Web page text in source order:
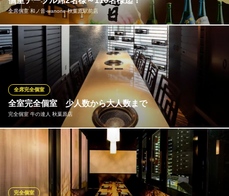
東京都千代田区神田佐久間町1-13 chomp chomp AKIHABARA 3F
全席個室 和ノ音‐wanone‐秋葉原駅前店
店内は和を基調とした落ち着きのある空間。木の温もりを感じて
頂けるよう照明にもこだわっております。靴を脱いでゆっくりと
リラックスしてお食事をされたい方には大変喜んで頂ける個室を
準備させて頂きました。お席のご予約はお早めに。人数様によっ
て完全個室、半個室をご用意しております。
全席個室 和ノ音‐wanone‐秋葉原駅前店
秋葉原 個室 居酒屋
ＪＲ秋葉原駅 徒歩1分
東京都千代田区神田佐久間町1-15 川初ビル10F
全室完全個室 少人数から大人数まで
完全個室 牛の達人 秋葉原店
全席完全個室
4名程まで入れる少人数のお部屋から、壁を取り払うことで最大30
名まで入れる個室へ早変わり。さまざまなシーンで便利に使える
お店です。間接照明でライトアップされたスタイリッシュな店内
に、個室を11部屋設けました。●最新のロースターと空調設備によ
り店内は常に換気されております。
完全個室